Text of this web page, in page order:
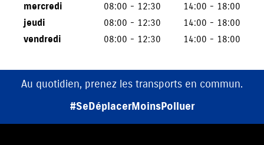
mercredi
08:00 - 12:30
14:00 - 18:00
jeudi
08:00 - 12:30
14:00 - 18:00
vendredi
08:00 - 12:30 14:00 - 18:00
Au quotidien, prenez les transports en commun.
#SeDéplacerMoinsPolluer